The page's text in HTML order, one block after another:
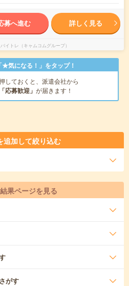
募へ進む 詳しく見る
イトレ（キャムコムグループ）
気になる！」をタップ！
しておくと、派遣会社から
「応募歓迎」 が届きます！
追加して絞り込む
果ページを見る
がす